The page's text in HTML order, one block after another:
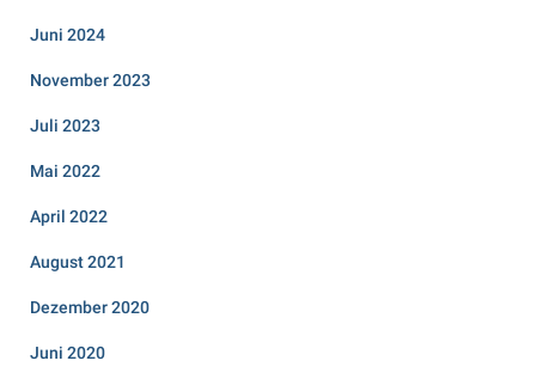
Juni 2024
November 2023
Juli 2023
Mai 2022
April 2022
August 2021
Dezember 2020
Juni 2020